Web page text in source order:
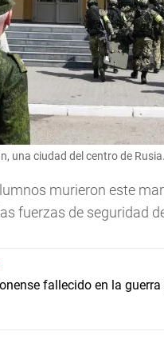
una ciudad del centro de Rusia.
murieron este
fuerzas de seguridad
fallecido en la